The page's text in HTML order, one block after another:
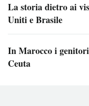
La storia dietro ai
Uniti e Brasile
In Marocco i
Ceuta